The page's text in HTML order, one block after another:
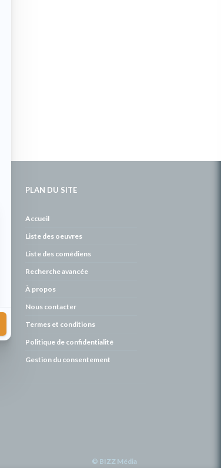
PLAN DU SITE
Accueil
Liste des oeuvres
Liste des comédiens
Recherche avancée
À propos
Nous contacter
Termes et conditions
Politique de confidentialité
Gestion du consentement
© BIZZ Média